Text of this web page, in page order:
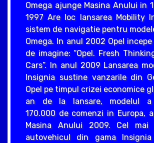
Omega ajunge Masina Anului in
1997 Are loc lansarea Mobility
sistem de navigatie pentru
Omega. In anul 2002 Opel
de imagine: “Opel. Fresh
Cars”. In anul 2009 Lansarea
Insignia sustine vanzarile din
Opel pe timpul crizei economice
an de la lansare, modelul a
170.000 de comenzi in Europa,
Masina Anului 2009. Cel mai
autovehicul din gama